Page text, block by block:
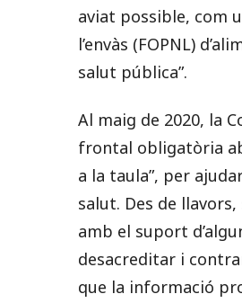
aviat possible, com
l’envàs (FOPNL)
salut pública”.
Al maig de 2020, la
frontal obligatòria
a la taula”, per
salut. Des de
amb el suport
desacreditar i
que la informació